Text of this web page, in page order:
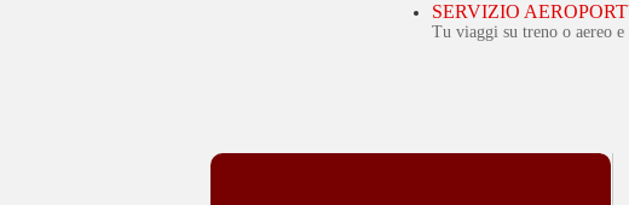
SERVIZIO
Tu viaggi su treno o aereo